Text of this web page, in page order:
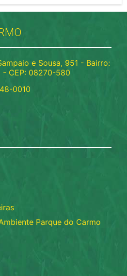
e Sousa, 951 - Bairro:
- CEP: 08270-580
0010
Parque do Carmo